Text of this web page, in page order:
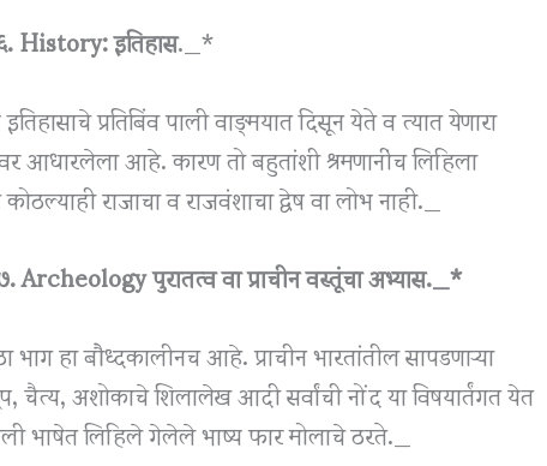
History: इतिहास._*
प्रतिबिंव पाली वाङ्‌मयात दिसून येते व त्यात येणारा
आधारलेला आहे. कारण तो बहुतांशी श्रमणानींच लिहिला
राजाचा व राजवंशाचा द्वेष वा लोभ नाही._
पुरातत्व वा प्राचीन वस्तूंचा अभ्यास._*
भाग हा बौध्दकालीनच आहे. प्राचीन भारतांतील सापडणाऱ्या
चैत्य, अशोकाचे शिलालेख आदी सर्वांची नोंद या विषयार्तंगत येत
भाषेत लिहिले गेलेले भाष्य फार मोलाचे ठरते._